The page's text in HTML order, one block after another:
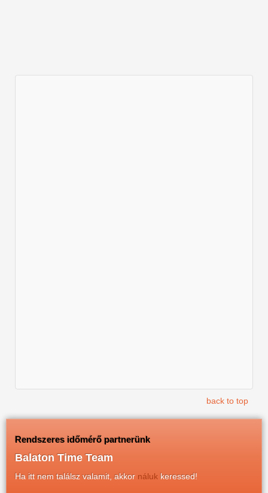
back to top
Rendszeres időmérő partnerünk
Balaton Time Team
Ha itt nem találsz valamit, akkor náluk keressed!